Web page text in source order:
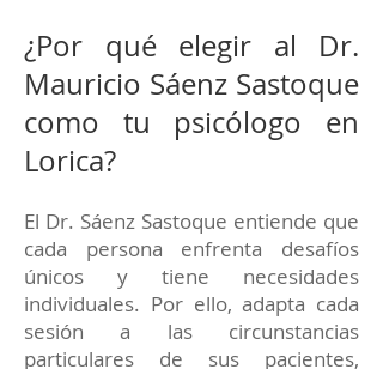
¿Por qué elegir al Dr.
Mauricio Sáenz Sastoque
como tu psicólogo en
Lorica?
El Dr. Sáenz Sastoque entiende que
cada persona enfrenta desafíos
únicos y tiene necesidades
individuales. Por ello, adapta cada
sesión a las circunstancias
particulares de sus pacientes,